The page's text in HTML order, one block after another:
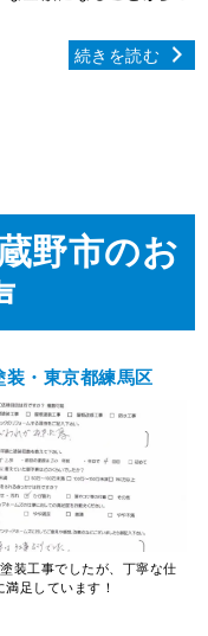
続きを読む
野市のお
装・東京都練馬区
装工事でしたが、丁寧な仕
満足しています！